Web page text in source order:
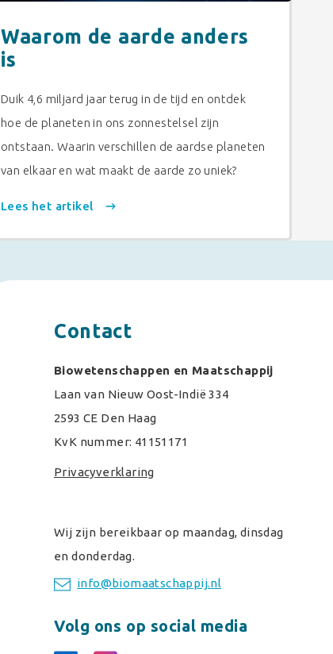
Waarom de aarde anders
is
Duik 4,6 miljard jaar terug in de tijd en ontdek
hoe de planeten in ons zonnestelsel zijn
ontstaan. Waarin verschillen de aardse planeten
van elkaar en wat maakt de aarde zo uniek?
Lees het artikel
Contact
Biowetenschappen en Maatschappij
Laan van Nieuw Oost-Indië 334
2593 CE Den Haag
KvK nummer: 41151171
Privacyverklaring
Wij zijn bereikbaar op maandag, dinsdag
en donderdag.
info@biomaatschappij.nl
Volg ons op social media